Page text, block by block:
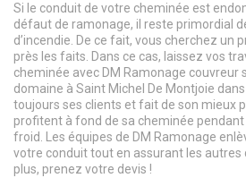
Si le conduit de votre cheminée est
défaut de ramonage, il reste primordial
d’incendie. De ce fait, vous cherchez un
près les faits. Dans ce cas, laissez vos
cheminée avec DM Ramonage couvreur
domaine à Saint Michel De Montjoie
toujours ses clients et fait de son mieux
profitent à fond de sa cheminée
froid. Les équipes de DM Ramonage
votre conduit tout en assurant les autres
plus, prenez votre devis !